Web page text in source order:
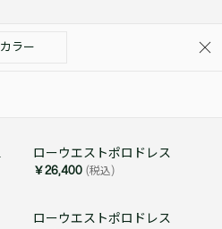
カラー
ローウエストポロドレス
￥26,400 (税込)
ローウエストポロドレス